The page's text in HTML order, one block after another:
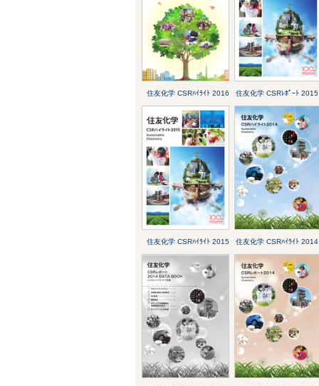
住友化学 CSRﾊｲﾗｲﾄ 2016 住友化学 CSRﾚﾎﾟｰﾄ 2015
住友化学 CSRﾊｲﾗｲﾄ 2015 住友化学 CSRﾊｲﾗｲﾄ 2014